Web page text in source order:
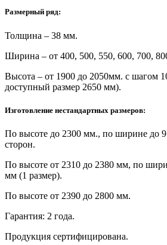
Размерный ряд:
Толщина – 38 мм.
Ширина – от 400, 500, 550, 600, 700,
Высота – от 1900 до 2050мм. с шагом
доступный размер 2650 мм).
Изготовление нестандартных размеров:
По высоте до 2300 мм., по ширине до
сторон.
По высоте от 2310 до 2380 мм, по
мм (1 размер).
По высоте от 2390 до 2800 мм.
Гарантия: 2 года.
Продукция сертифицирована.